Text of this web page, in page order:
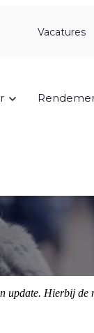
Vacatures
update. Hierbij de